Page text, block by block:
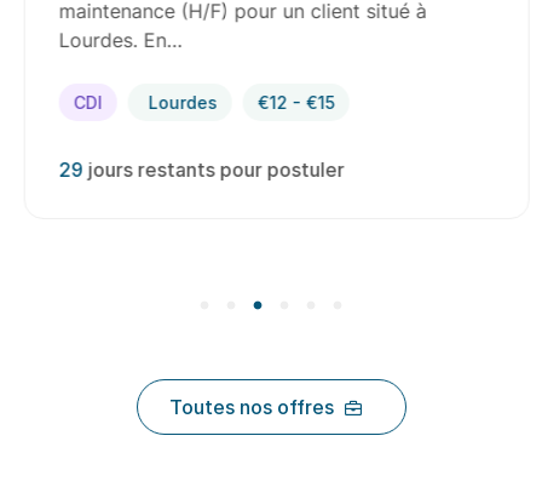
maintenance (H/F) pour un client situé à
Lourdes. En…
CDI Lourdes €12 - €15
29 jours restants pour postuler
Toutes nos offres